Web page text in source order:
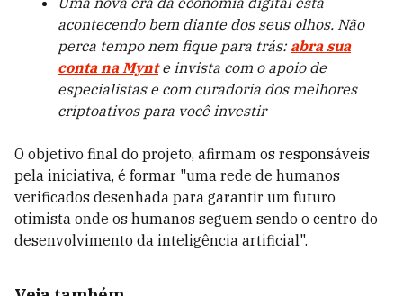
acontecendo bem diante dos seus olhos. Não
perca tempo nem fique para trás: abra sua
conta na Mynte invista com o apoio de
especialistas e com curadoria dos melhores
criptoativos para você investir
O objetivo final do projeto, afirmam os responsáveis
pela iniciativa, é formar "uma rede de humanos
verificados desenhada para garantir um futuro
otimista onde os humanos seguem sendo o centro do
desenvolvimento da inteligência artificial".